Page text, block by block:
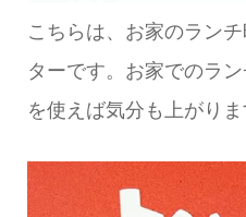
こちらは、お家のラン
ターです。お家でのラ
を使えば気分も上がりま